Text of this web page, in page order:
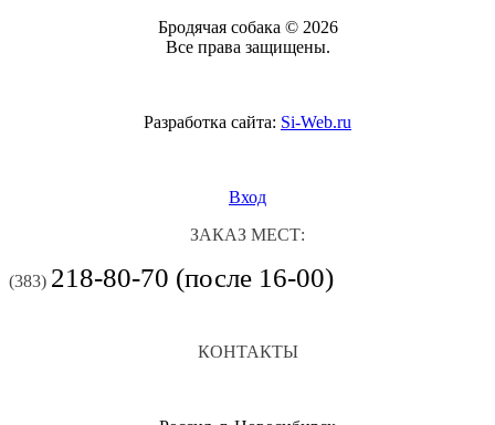
Бродячая собака © 2026
Все права защищены.
Разработка сайта: Si-Web.ru
Вход
ЗАКАЗ МЕСТ:
(383) 218-80-70 (после 16-00)
КОНТАКТЫ